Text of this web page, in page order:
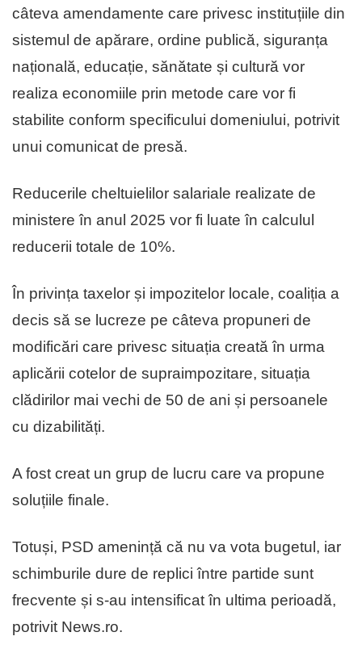
câteva amendamente care privesc instituțiile din
sistemul de apărare, ordine publică, siguranța
națională, educație, sănătate și cultură vor
realiza economiile prin metode care vor fi
stabilite conform specificului domeniului, potrivit
unui comunicat de presă.
Reducerile cheltuielilor salariale realizate de
ministere în anul 2025 vor fi luate în calculul
reducerii totale de 10%.
În privința taxelor și impozitelor locale, coaliția a
decis să se lucreze pe câteva propuneri de
modificări care privesc situația creată în urma
aplicării cotelor de supraimpozitare, situația
clădirilor mai vechi de 50 de ani și persoanele
cu dizabilități.
A fost creat un grup de lucru care va propune
soluțiile finale.
Totuși, PSD amenință că nu va vota bugetul, iar
schimburile dure de replici între partide sunt
frecvente și s-au intensificat în ultima perioadă,
potrivit News.ro.